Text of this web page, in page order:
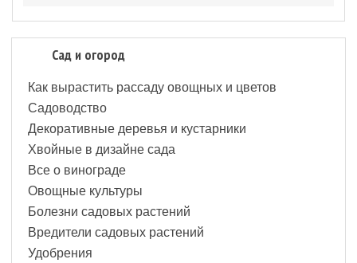
Сад и огород
Как вырастить рассаду овощных и цветов
Садоводство
Декоративные деревья и кустарники
Хвойные в дизайне сада
Все о винограде
Овощные культуры
Болезни садовых растений
Вредители садовых растений
Удобрения